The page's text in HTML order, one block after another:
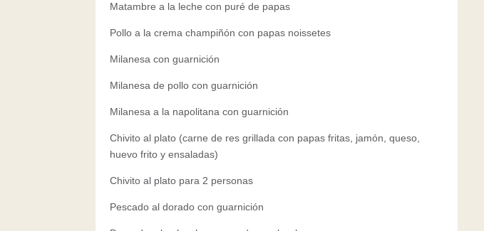
Matambre a la leche con puré de papas
Pollo a la crema champiñón con papas noissetes
Milanesa con guarnición
Milanesa de pollo con guarnición
Milanesa a la napolitana con guarnición
Chivito al plato (carne de res grillada con papas fritas, jamón, queso,
huevo frito y ensaladas)
Chivito al plato para 2 personas
Pescado al dorado con guarnición